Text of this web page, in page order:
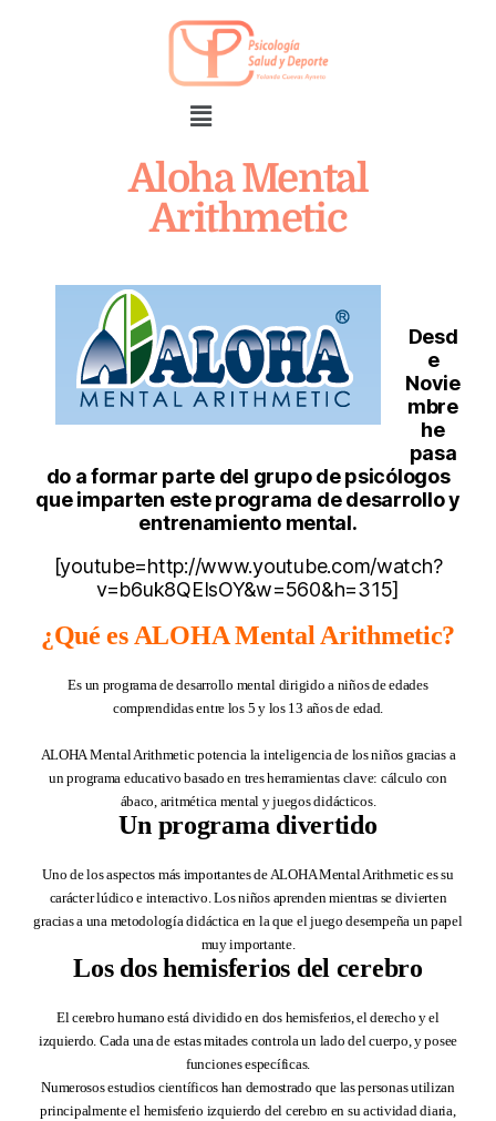
Aloha Mental
Arithmetic
Desd
e
Novie
mbre
he
pasa
do a formar parte del grupo de psicólogos
que imparten este programa de desarrollo y
entrenamiento mental.
[youtube=http://www.youtube.com/watch?
v=b6uk8QEIsOY&w=560&h=315]
¿Qué es ALOHA Mental Arithmetic?
Es un programa de desarrollo mental dirigido a niños de edades
comprendidas entre los 5 y los 13 años de edad.
ALOHA Mental Arithmetic potencia la inteligencia de los niños gracias a
un programa educativo basado en tres herramientas clave: cálculo con
ábaco, aritmética mental y juegos didácticos.
Un programa divertido
Uno de los aspectos más importantes de ALOHA Mental Arithmetic es su
carácter lúdico e interactivo. Los niños aprenden mientras se divierten
gracias a una metodología didáctica en la que el juego desempeña un papel
muy importante.
Los dos hemisferios del cerebro
El cerebro humano está dividido en dos hemisferios, el derecho y el
izquierdo. Cada una de estas mitades controla un lado del cuerpo, y posee
funciones específicas.
Numerosos estudios científicos han demostrado que las personas utilizan
principalmente el hemisferio izquierdo del cerebro en su actividad diaria,